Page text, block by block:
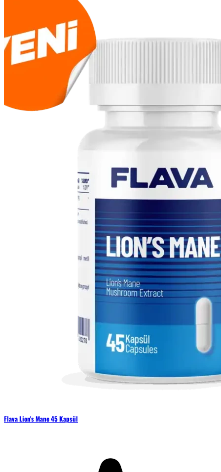
Flava Lion's Mane 45 Kapsül